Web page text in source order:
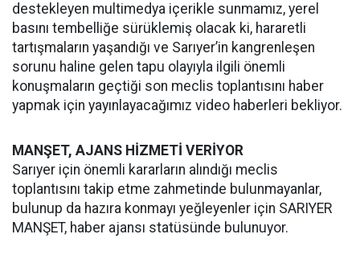
destekleyen multimedya içerikle sunmamız, yerel
basını tembelliğe sürüklemiş olacak ki, hararetli
tartışmaların yaşandığı ve Sarıyer’in kangrenleşen
sorunu haline gelen tapu olayıyla ilgili önemli
konuşmaların geçtiği son meclis toplantısını haber
yapmak için yayınlayacağımız video haberleri bekliyor.
MANŞET, AJANS HİZMETİ VERİYOR
Sarıyer için önemli kararların alındığı meclis
toplantısını takip etme zahmetinde bulunmayanlar,
bulunup da hazıra konmayı yeğleyenler için SARIYER
MANŞET, haber ajansı statüsünde bulunuyor.